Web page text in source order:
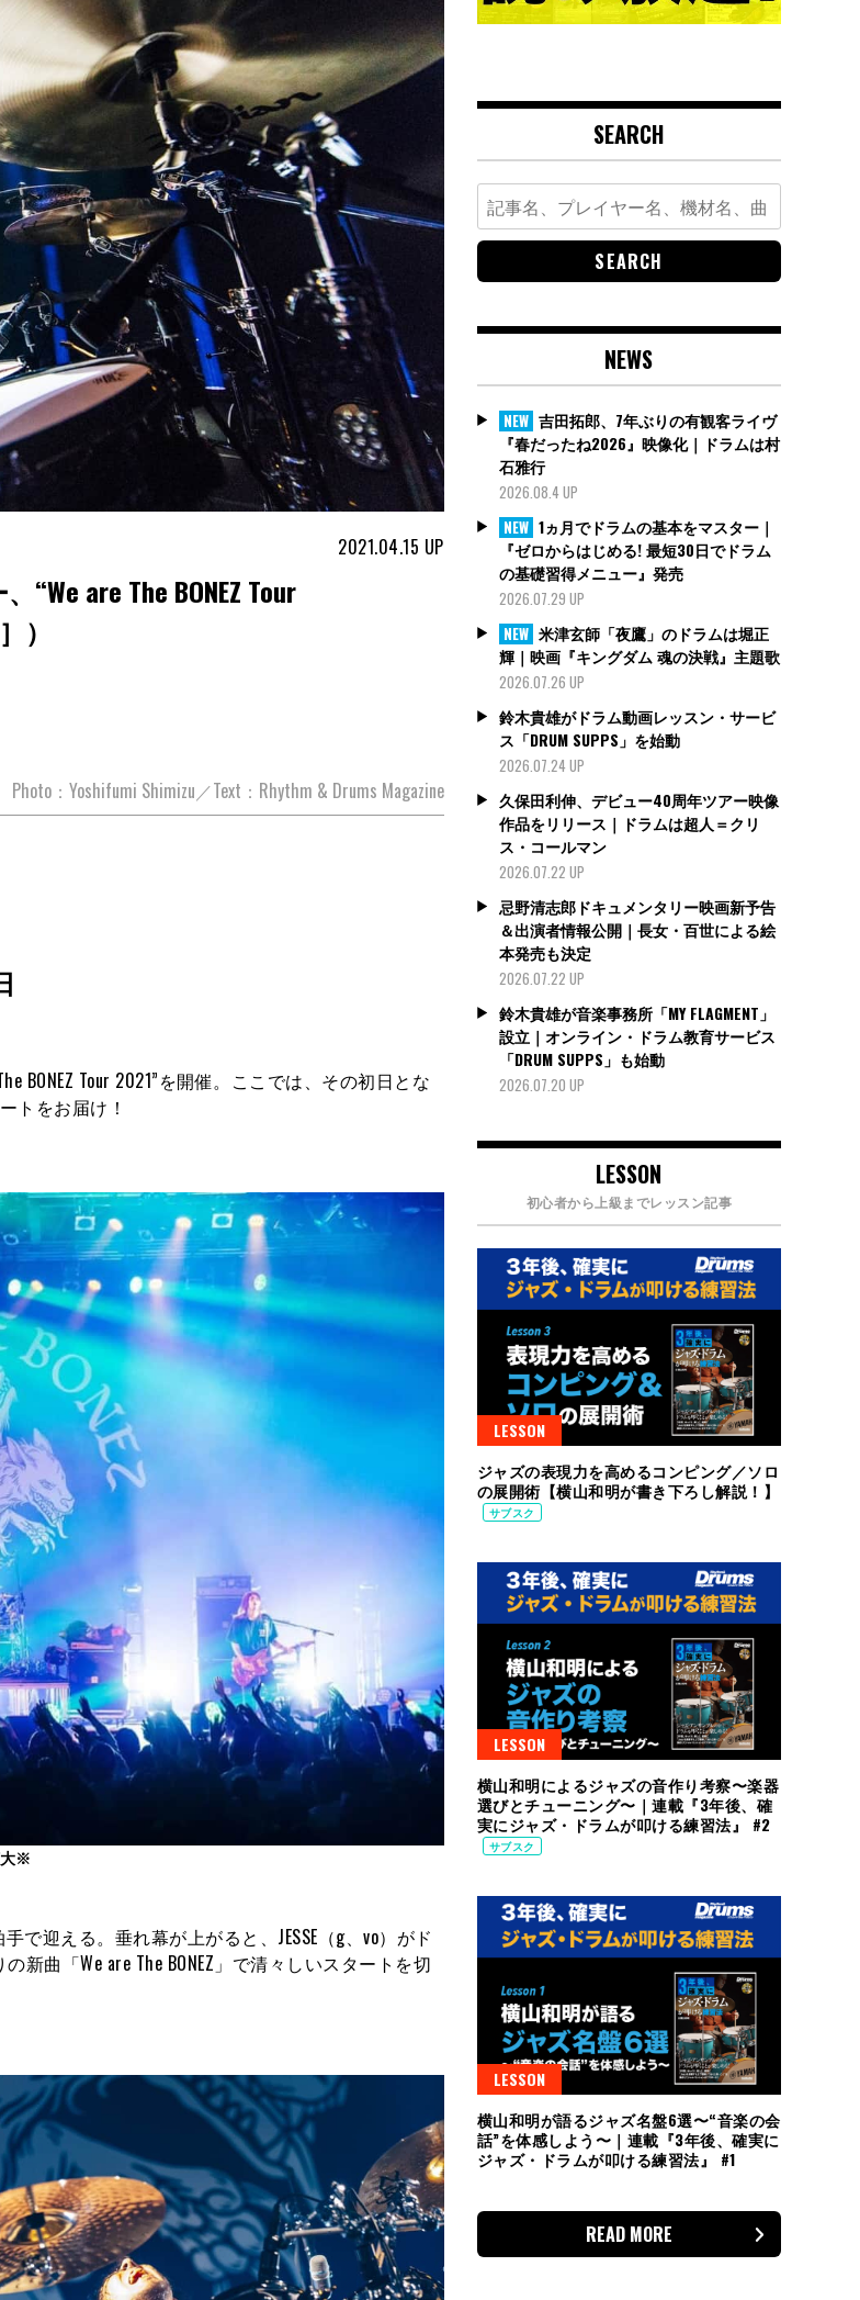
2021.04.15 UP
are The BONEZ Tour
）
Photo：Yoshifumi Shimizu／Text：Rhythm & Drums Magazine
BONEZ Tour 2021”を開催。ここでは、その初日とな
トをお届け！
※
迎える。垂れ幕が上がると、JESSE（g、vo）がド
曲「We are The BONEZ」で清々しいスタートを切
SEARCH
Search
for:
NEWS
NEW 吉田拓郎、7年ぶりの有観客ライヴ
『春だったね2026』映像化｜ドラムは村
石雅行
2026.08.4 UP
NEW 1ヵ月でドラムの基本をマスター｜
『ゼロからはじめる! 最短30日でドラム
の基礎習得メニュー』発売
2026.07.29 UP
NEW 米津玄師「夜鷹」のドラムは堀正
輝｜映画『キングダム 魂の決戦』主題歌
2026.07.26 UP
鈴木貴雄がドラム動画レッスン・サービ
ス「DRUM SUPPS」を始動
2026.07.24 UP
久保田利伸、デビュー40周年ツアー映像
作品をリリース｜ドラムは超人＝クリ
ス・コールマン
2026.07.22 UP
忌野清志郎ドキュメンタリー映画新予告
＆出演者情報公開｜長女・百世による絵
本発売も決定
2026.07.22 UP
鈴木貴雄が音楽事務所「MY FLAGMENT」
設立｜オンライン・ドラム教育サービス
「DRUM SUPPS」も始動
2026.07.20 UP
LESSON
初心者から上級までレッスン記事
LESSON
ジャズの表現力を高めるコンピング／ソロ
の展開術【横山和明が書き下ろし解説！】
サブスク
LESSON
横山和明によるジャズの音作り考察〜楽器
選びとチューニング〜｜連載『3年後、確
実にジャズ・ドラムが叩ける練習法』 #2
サブスク
LESSON
横山和明が語るジャズ名盤6選〜“音楽の会
話”を体感しよう〜｜連載『3年後、確実に
ジャズ・ドラムが叩ける練習法』 #1
READ MORE